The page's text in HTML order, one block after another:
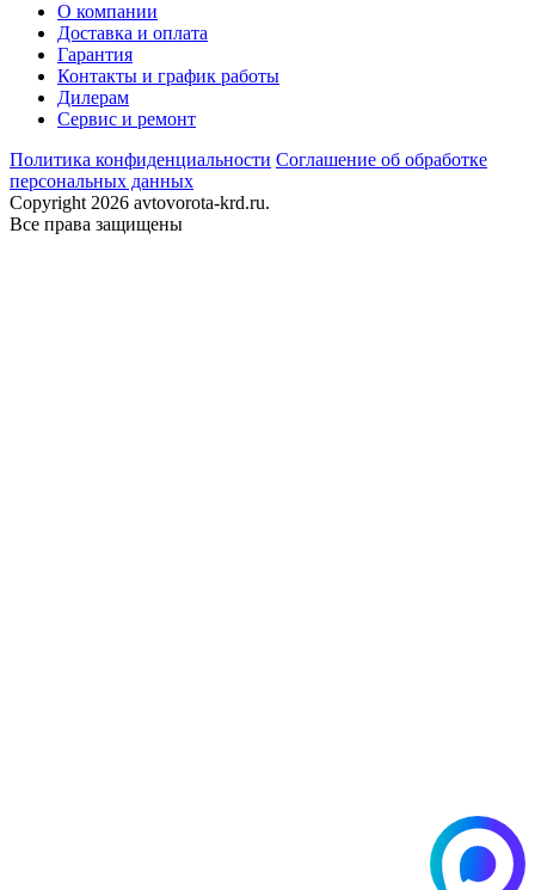
О компании
Доставка и оплата
Гарантия
Контакты и график работы
Дилерам
Сервис и ремонт
Политика конфиденциальности Соглашение об обработке
персональных данных
Copyright 2026 avtovorota-krd.ru.
Все права защищены